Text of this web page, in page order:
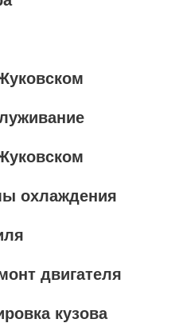
охлаждения
двигателя
кузова